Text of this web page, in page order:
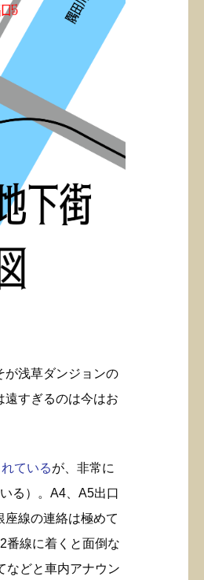
が浅草ダンジョンの
遠すぎるのは今はお
ているが、非常に
る）。A4、A5出口
線の連絡は極めて
番線に着くと面倒な
などと車内アナウン